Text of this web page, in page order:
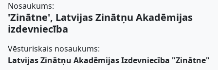
Nosaukums:
'Zinātne', Latvijas Zinātņu Akadēmijas
izdevniecība
Vēsturiskais nosaukums:
Latvijas Zinātņu Akadēmijas Izdevniecība "Zinātne"